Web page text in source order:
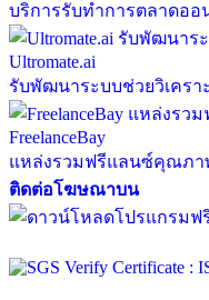
บริการรับทำการตลาดออ
Ultromate.ai
รับพัฒนาระบบช่วยวิเคร
FreelanceBay
แหล่งรวมฟรีแลนซ์คุณภา
ติดต่อโฆษณาบน